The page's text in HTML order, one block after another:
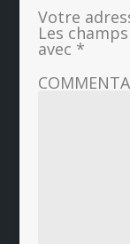
Votre
Les
avec *